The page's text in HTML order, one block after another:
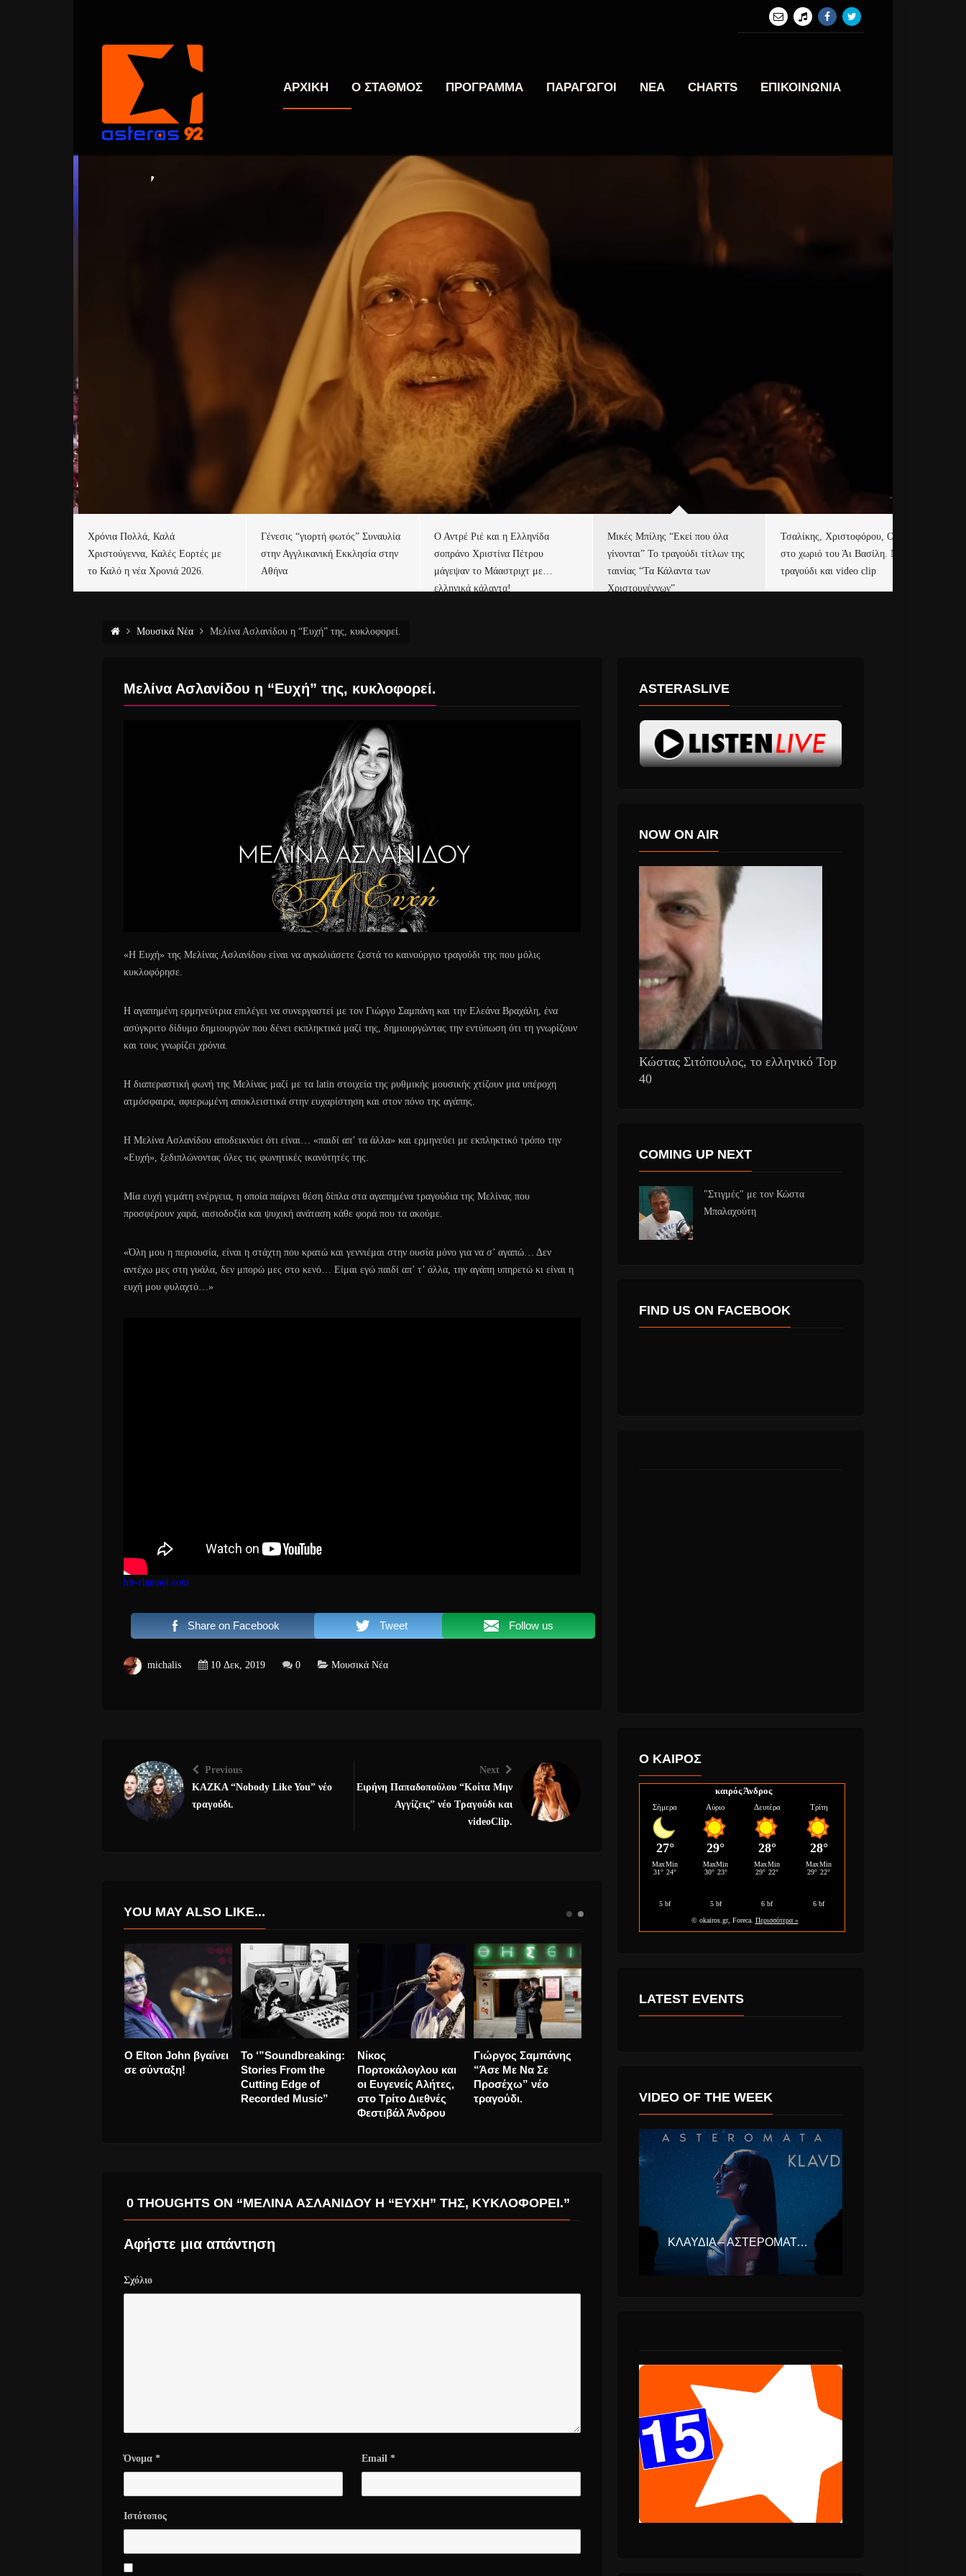
ΑΡΧΙΚΗ Ο ΣΤΑΘΜΟΣ ΠΡΟΓΡΑΜΜΑ ΠΑΡΑΓΩΓΟΙ ΝΕΑ CHARTS ΕΠΙΚΟΙΝΩΝΙΑ
Χρόνια Πολλά, Καλά
Χριστούγεννα, Καλές Εορτές με
το Καλό η νέα Χρονιά 2026.
Γένεσις “γιορτή φωτός” Συναυλία
στην Αγγλικανική Εκκλησία στην
Αθήνα
Ο Αντρέ Ριέ και η Ελληνίδα
σοπράνο Χριστίνα Πέτρου
μάγεψαν το Μάαστριχτ με…
ελληνικά κάλαντα!
Μικές Μπίλης “Εκεί που όλα
γίνονται” Το τραγούδι τίτλων της
ταινίας “Τα Κάλαντα των
Χριστουγέννων”
Τσαλίκης, Χριστοφόρου, ONE
στο χωριό του Άι Βασίλη. Νέο
τραγούδι και video clip
Μουσικά Νέα Μελίνα Ασλανίδου η “Ευχή” της, κυκλοφορεί.
Μελίνα Ασλανίδου η “Ευχή” της, κυκλοφορεί.
«Η Ευχή» της Μελίνας Ασλανίδου είναι να αγκαλιάσετε ζεστά το καινούργιο τραγούδι της που μόλις
κυκλοφόρησε.
Η αγαπημένη ερμηνεύτρια επιλέγει να συνεργαστεί με τον Γιώργο Σαμπάνη και την Ελεάνα Βραχάλη, ένα
ασύγκριτο δίδυμο δημιουργών που δένει εκπληκτικά μαζί της, δημιουργώντας την εντύπωση ότι τη γνωρίζουν
και τους γνωρίζει χρόνια.
Η διαπεραστική φωνή της Μελίνας μαζί με τα latin στοιχεία της ρυθμικής μουσικής χτίζουν μια υπέροχη
ατμόσφαιρα, αφιερωμένη αποκλειστικά στην ευχαρίστηση και στον πόνο της αγάπης.
Η Μελίνα Ασλανίδου αποδεικνύει ότι είναι… «παιδί απ’ τα άλλα» και ερμηνεύει με εκπληκτικό τρόπο την
«Ευχή», ξεδιπλώνοντας όλες τις φωνητικές ικανότητές της.
Μία ευχή γεμάτη ενέργεια, η οποία παίρνει θέση δίπλα στα αγαπημένα τραγούδια της Μελίνας που
προσφέρουν χαρά, αισιοδοξία και ψυχική ανάταση κάθε φορά που τα ακούμε.
«Όλη μου η περιουσία, είναι η στάχτη που κρατώ και γεννιέμαι στην ουσία μόνο για να σ’ αγαπώ… Δεν
αντέχω μες στη γυάλα, δεν μπορώ μες στο κενό… Είμαι εγώ παιδί απ’ τ’ άλλα, την αγάπη υπηρετώ κι είναι η
ευχή μου φυλαχτό…»
hit-channel.com
Share on Facebook Tweet Follow us
michalis 10 Δεκ, 2019 0 Μουσικά Νέα
Previous
KAZKA “Nobody Like You” νέο
τραγούδι.
Next
Ειρήνη Παπαδοπούλου “Κοίτα Μην
Αγγίζεις” νέο Τραγούδι και
videoClip.
YOU MAY ALSO LIKE...
Morrissey για
δήμαρχος Λονδίνου!
Η θέση που θα
εμφανιστούν Ελλάδα
& Κύπρος στον
ημιτελικό τις
Ο Elton John βγαίνει
σε σύνταξη!
Το ‘”Soundbreaking:
Stories From the
Cutting Edge of
Recorded Music”
στο Τρίτο Διεθνές
Φεστιβάλ Άνδρου
τραγούδι.
0 THOUGHTS ON “ΜΕΛΊΝΑ ΑΣΛΑΝΊΔΟΥ Η “ΕΥΧΉ” ΤΗΣ, ΚΥΚΛΟΦΟΡΕΊ.”
Αφήστε μια απάντηση
Σχόλιο
Όνομα * Email *
Ιστότοπος
ASTERASLIVE
NOW ON AIR
Κώστας Σιτόπουλος, το ελληνικό Top
40
COMING UP NEXT
"Στιγμές" με τον Κώστα
Μπαλαχούτη
FIND US ON FACEBOOK
Ο ΚΑΙΡΟΣ
καιρός Άνδρος
LATEST EVENTS
VIDEO OF THE WEEK
ΚΛΑΥΔΊΑ – ΑΣΤΕΡΟΜΆΤΑ (EUROVISION ΕΛΛΆΔΑ 2025)